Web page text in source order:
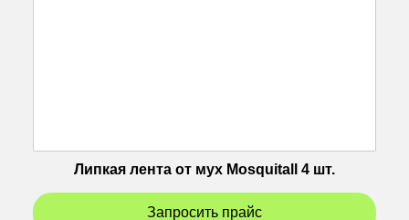
Липкая лента от мух Mosquitall 4 шт.
Запросить прайс